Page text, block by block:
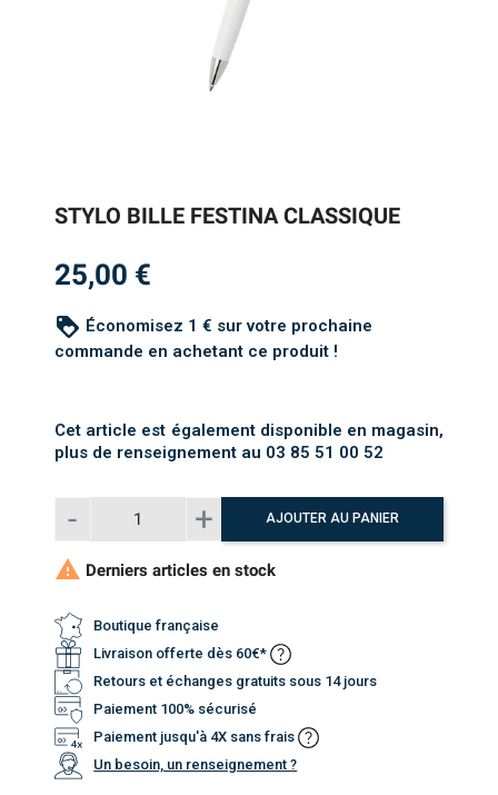
STYLO BILLE FESTINA CLASSIQUE
25,00 €
loyalty Économisez 1 € sur votre prochaine
commande en achetant ce produit !
Cet article est également disponible en magasin,
plus de renseignement au 03 85 51 00 52
AJOUTER AU PANIER
 Derniers articles en stock
Boutique française
Livraison offerte dès 60€*
Retours et échanges gratuits sous 14 jours
Paiement 100% sécurisé
Paiement jusqu'à 4X sans frais
Un besoin, un renseignement ?